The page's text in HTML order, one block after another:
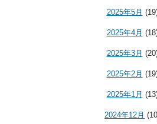
2025年5月
2025年4月
2025年3月
2025年2月
2025年1月
2024年12月